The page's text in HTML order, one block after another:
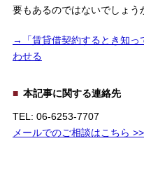
要もあるのではないでしょう
→「賃貸借契約するとき知っ
わせる
本記事に関する連絡先
TEL: 06-6253-7707
メールでのご相談はこちら >>